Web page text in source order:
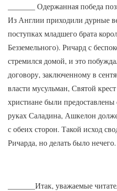
_______ Одержанная победа
Из Англии приходили дурные
поступках младшего брата
Безземельного). Ричард с
стремился домой, и это
договору, заключенному в
власти мусульман, Святой
христиане были предоставлены
руках Саладина, Ашкелон
с обеих сторон. Такой исход
Ричарда, но делать было нечего.
_______Итак, уважаемые